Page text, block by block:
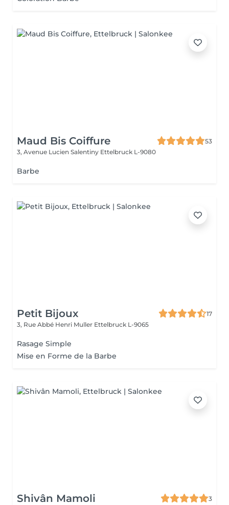
Maud Bis Coiffure
53
3, Avenue Lucien Salentiny Ettelbruck L-9080
Barbe
Petit Bijoux
17
3, Rue Abbé Henri Muller Ettelbruck L-9065
Rasage Simple
Mise en Forme de la Barbe
Shivân Mamoli
3